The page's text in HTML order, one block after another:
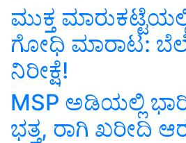
ಮುಕ್ತ
ಗೋಧಿ ಮಾರಾಟ:
ನಿರೀಕ್ಷೆ!
MSP ಅಡಿಯಲ್ಲಿ
ಭತ್ತ, ರಾಗಿ ಖರೀದಿ